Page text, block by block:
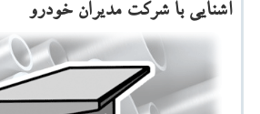
آشنایی با شركت مدیران خودرو